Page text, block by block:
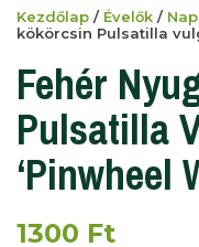
Kezdőlap / Évelők /
kökörcsin Pulsatilla
Fehér
Pulsatilla
‘Pinwheel
1300 Ft